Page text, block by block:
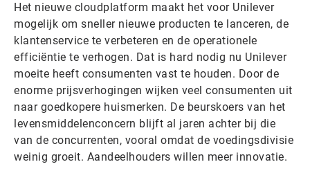
Het nieuwe cloudplatform maakt het voor Unilever
mogelijk om sneller nieuwe producten te lanceren, de
klantenservice te verbeteren en de operationele
efficiëntie te verhogen. Dat is hard nodig nu Unilever
moeite heeft consumenten vast te houden. Door de
enorme prijsverhogingen wijken veel consumenten uit
naar goedkopere huismerken. De beurskoers van het
levensmiddelenconcern blijft al jaren achter bij die
van de concurrenten, vooral omdat de voedingsdivisie
weinig groeit. Aandeelhouders willen meer innovatie.